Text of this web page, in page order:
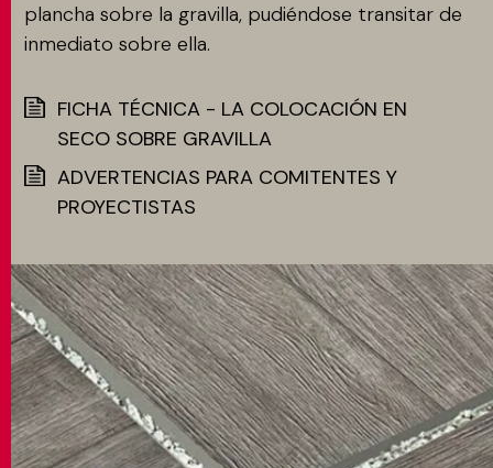
plancha sobre la gravilla, pudiéndose transitar de
inmediato sobre ella.
FICHA TÉCNICA - LA COLOCACIÓN EN
SECO SOBRE GRAVILLA
ADVERTENCIAS PARA COMITENTES Y
PROYECTISTAS